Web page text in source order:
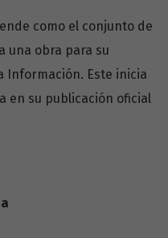
como el conjunto de
una obra para su
Información. Este inicia
en su publicación oficial